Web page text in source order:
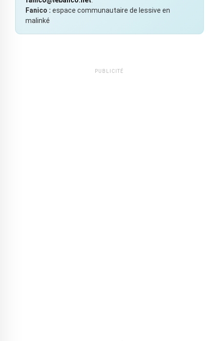
Fanico : espace communautaire de lessive en
malinké
PUBLICITÉ